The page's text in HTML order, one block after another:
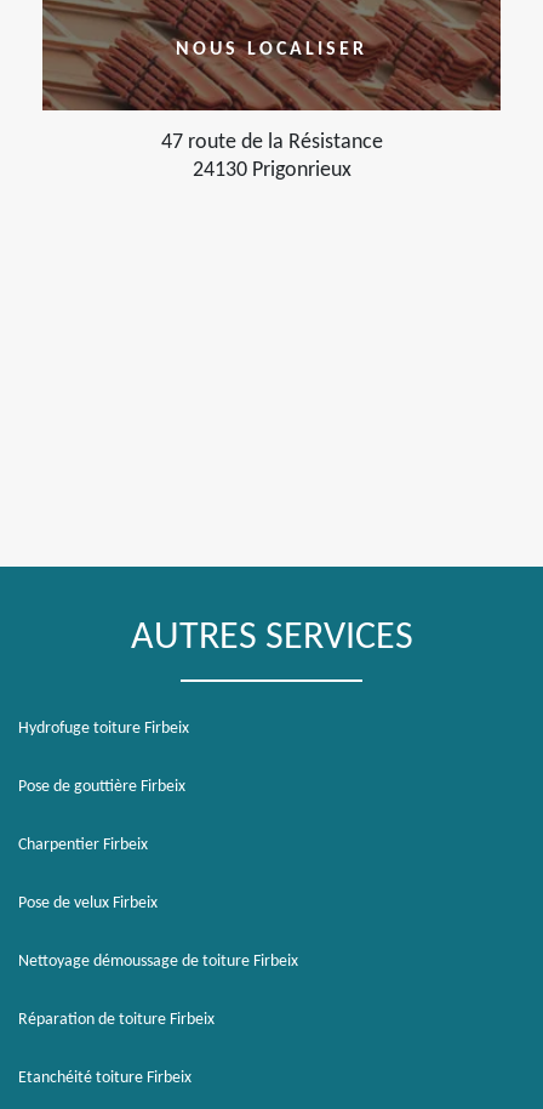
NOUS LOCALISER
47 route de la Résistance
24130 Prigonrieux
AUTRES SERVICES
Hydrofuge toiture Firbeix
Pose de gouttière Firbeix
Charpentier Firbeix
Pose de velux Firbeix
Nettoyage démoussage de toiture Firbeix
Réparation de toiture Firbeix
Etanchéité toiture Firbeix